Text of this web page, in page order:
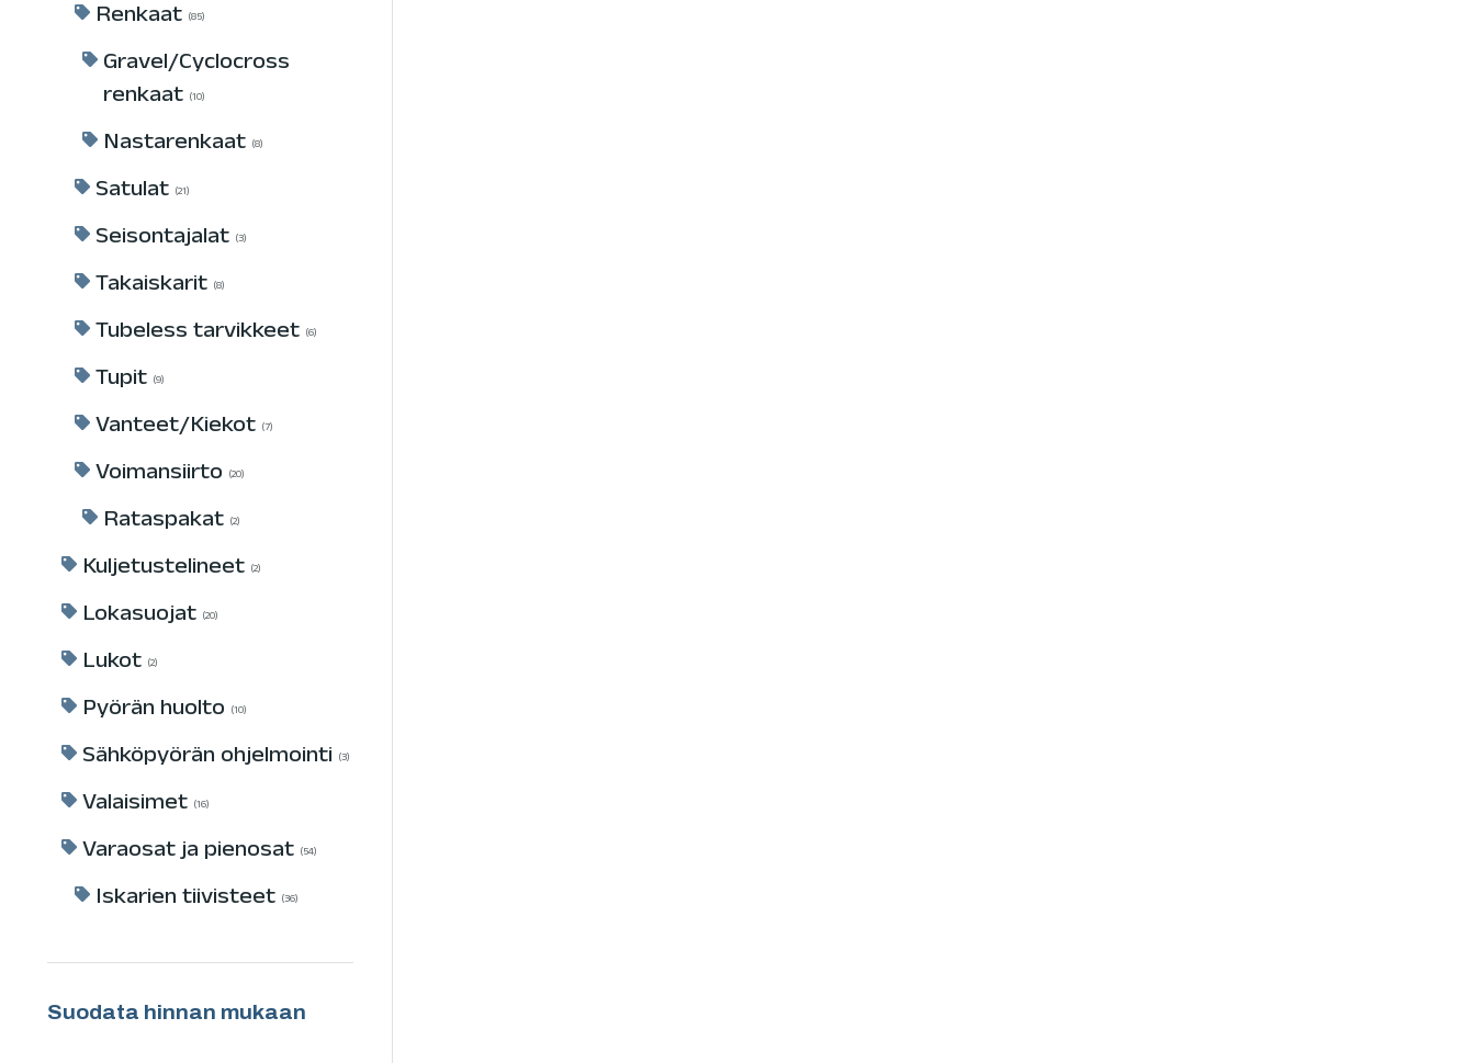
Renkaat 85
Gravel/Cyclocross
renkaat
10
Nastarenkaat 8
Satulat 21
Seisontajalat 3
Takaiskarit 8
Tubeless tarvikkeet 6
Tupit 9
Vanteet/Kiekot 7
Voimansiirto 20
Rataspakat 2
Kuljetustelineet 2
Lokasuojat 20
Lukot 2
Pyörän huolto 10
Sähköpyörän ohjelmointi 3
Valaisimet 16
Varaosat ja pienosat 54
Iskarien tiivisteet 36
Suodata hinnan mukaan